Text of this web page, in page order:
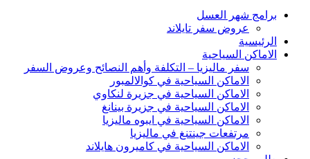
برامج شهر العسل
عروض سفر تايلاند
الرئيسية
الاماكن السياحية
سفر ماليزيا – التكلفة وأهم النصائح وعروض السفر
الاماكن السياحية في كوالالمبور
الاماكن السياحية في جزيرة لنكاوي
الاماكن السياحية في جزيرة بينانغ
الاماكن السياحية في ايبوه ماليزيا
مرتفعات جينتنغ في ماليزيا
الاماكن السياحية في كاميرون هايلاند